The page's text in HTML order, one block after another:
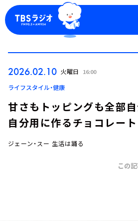
ログイン
2026.02.10 火曜日 16:00
ライフスタイル・健康
甘さもトッピングも全部自
自分用に作るチョコレート
ジェーン・スー 生活は踊る
この